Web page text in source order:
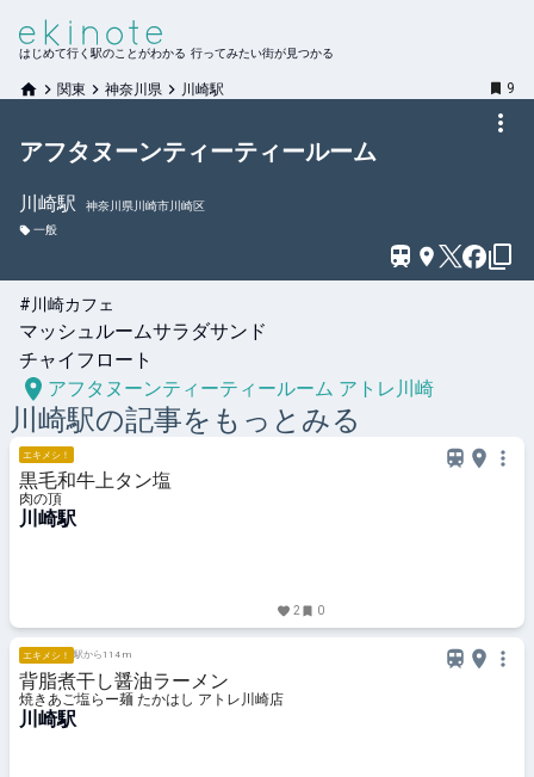
はじめて行く駅のことがわかる 行ってみたい街が見つかる
関東 神奈川県 川崎駅 9
アフタヌーンティーティールーム
川崎駅
神奈川県川崎市川崎区
一般
#川崎カフェ
マッシュルームサラダサンド
チャイフロート
アフタヌーンティーティールーム アトレ川崎
川崎駅の記事をもっとみる
エキメシ！
黒毛和牛上タン塩
肉の頂
川崎駅
2 0
エキメシ！ 駅から114 m
背脂煮干し醤油ラーメン
焼きあご塩らー麺 たかはし アトレ川崎店
川崎駅